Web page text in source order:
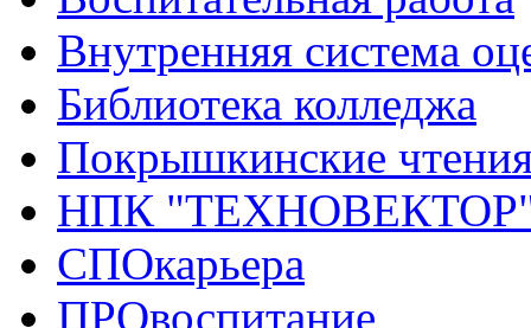
Внутренняя система
Библиотека колледжа
Покрышкинские
НПК
СПОкарьера
ПРОвоспитание